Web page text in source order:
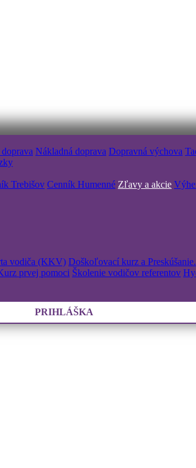
Nákladná doprava Dopravná výchova
Trebišov Cenník Humenné Zľavy a akcie
vodiča (KKV) Doškoľovací kurz a
prvej pomoci Školenie vodičov referentov
PRIHLÁŠKA